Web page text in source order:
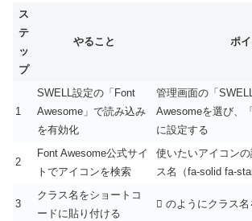
ス
テ
ッ
プ
やること ポ
1
SWELL設定の「Font
Awesome」で読み込み
を有効化
管理画面の「
Awesomeを選び、
に設定する
2
Font Awesome公式サイ
トでアイコンを検索
使いたいアイコン
ス名（fa-solid fa-
3
クラス名をショートコ
ードに貼り付ける
のようにクラス